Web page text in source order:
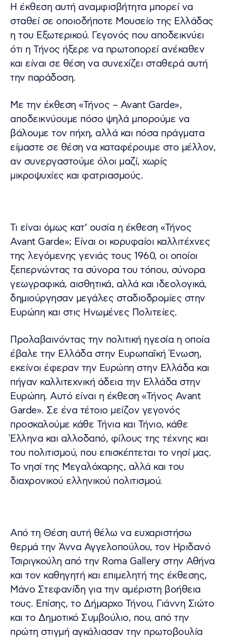
Η έκθεση αυτή αναμφισβήτητα μπορεί να
σταθεί σε οποιοδήποτε Μουσείο της Ελλάδας
η του Εξωτερικού. Γεγονός που αποδεικνύει
ότι η Τήνος ήξερε να πρωτοπορεί ανέκαθεν
και είναι σε θέση να συνεχίζει σταθερά αυτή
την παράδοση.
Με την έκθεση «Τήνος – Avant Garde»,
αποδεικνύουμε πόσο ψηλά μπορούμε να
βάλουμε τον πήχη, αλλά και πόσα πράγματα
είμαστε σε θέση να καταφέρουμε στο μέλλον,
αν συνεργαστούμε όλοι μαζί, χωρίς
μικροψυχίες και φατριασμούς.
Τι είναι όμως κατ’ ουσία η έκθεση «Τήνος
Avant Garde»; Είναι οι κορυφαίοι καλλιτέχνες
της λεγόμενης γενιάς τους 1960, οι οποίοι
ξεπερνώντας τα σύνορα του τόπου, σύνορα
γεωγραφικά, αισθητικά, αλλά και ιδεολογικά,
δημιούργησαν μεγάλες σταδιοδρομίες στην
Ευρώπη και στις Ηνωμένες Πολιτείες.
Προλαβαινόντας την πολιτική ηγεσία η οποία
έβαλε την Ελλάδα στην Ευρωπαϊκή Ένωση,
εκείνοι έφεραν την Ευρώπη στην Ελλάδα και
πήγαν καλλιτεχνική άδεια την Ελλάδα στην
Ευρώπη. Αυτό είναι η έκθεση «Τήνος Avant
Garde». Σε ένα τέτοιο μείζον γεγονός
προσκαλούμε κάθε Τήνια και Τήνιο, κάθε
Έλληνα και αλλοδαπό, φίλους της τέχνης και
του πολιτισμού, που επισκέπτεται το νησί μας.
Το νησί της Μεγαλόχαρης, αλλά και του
διαχρονικού ελληνικού πολιτισμού.
Από τη Θέση αυτή θέλω να ευχαριστήσω
θερμά την Άννα Αγγελοπούλου, τον Ηριδανό
Τσιριγκούλη από την Roma Gallery στην Αθήνα
και τον καθηγητή και επιμελητή της έκθεσης,
Μάνο Στεφανίδη για την αμέριστη βοήθεια
τους. Επίσης, το Δήμαρχο Τήνου, Γιάννη Σιώτο
και το Δημοτικό Συμβούλιο, που, από την
πρώτη στιγμή αγκάλιασαν την πρωτοβουλία